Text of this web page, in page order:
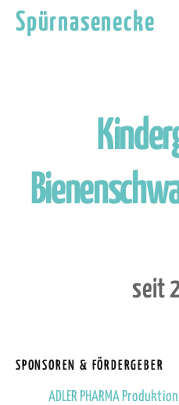
Spürnasenecke
Kinder
Bienenschw
seit
SPONSOREN & FÖRDERGEBER
ADLER PHARMA